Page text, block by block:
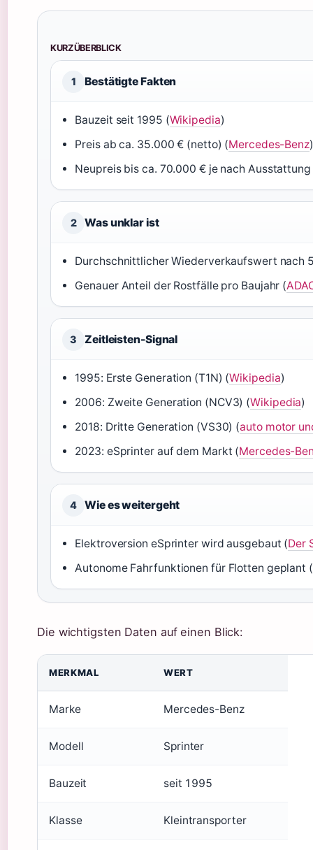
KURZÜBERBLICK
1 Bestätigte Fakten
Bauzeit seit 1995 (Wikipedia)
Preis ab ca. 35.000 € (netto) (Mercedes-Benz)
Neupreis bis ca. 70.000 € je nach Ausstattung
2 Was unklar ist
Durchschnittlicher Wiederverkaufswert nach
Genauer Anteil der Rostfälle pro Baujahr (
3 Zeitleisten-Signal
1995: Erste Generation (T1N) (Wikipedia)
2006: Zweite Generation (NCV3) (Wikipedia)
2018: Dritte Generation (VS30) (auto motor
2023: eSprinter auf dem Markt (Mercedes-
4 Wie es weitergeht
Elektroversion eSprinter wird ausgebaut (Der
Autonome Fahrfunktionen für Flotten geplant (
Die wichtigsten Daten auf einen Blick:
MERKMAL WERT
Marke Mercedes-Benz
Modell Sprinter
Bauzeit seit 1995
Klasse Kleintransporter